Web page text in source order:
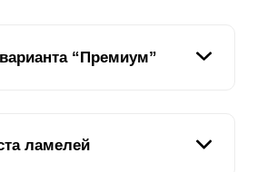
“Премиум”
тенденцию линейки
младшими
ламелей